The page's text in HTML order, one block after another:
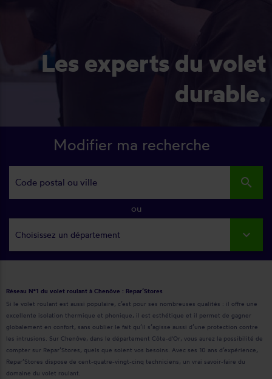
Les experts du volet
durable.
Modifier ma recherche
search
ou
Choisissez un département
Réseau N°1 du volet roulant à Chenôve : Repar’Stores
Si le volet roulant est aussi populaire, c’est pour ses nombreuses qualités : il offre une
excellente isolation thermique et phonique, il est esthétique et il permet de gagner
globalement en confort, sans oublier le fait qu’il s’agisse aussi d’une protection contre
les intrusions. Sur Chenôve, dans le département Côte-d'Or, vous aurez la possibilité de
compter sur Repar’Stores, quels que soient vos besoins. Avec ses 10 ans d’expérience,
Repar’Stores dispose de cent-quatre-vingt-cinq techniciens, un vrai savoir-faire du
domaine du volet roulant.